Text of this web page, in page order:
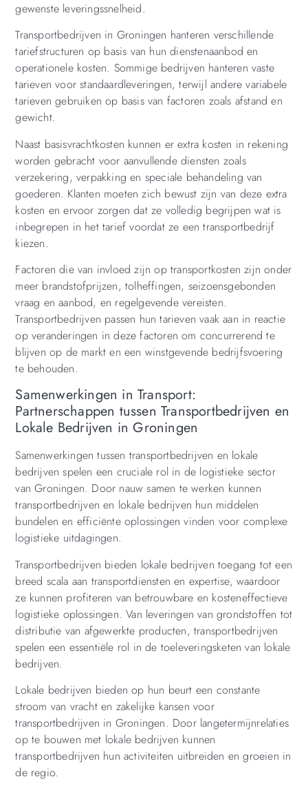
gewenste leveringssnelheid.
Transportbedrijven in Groningen hanteren verschillende
tariefstructuren op basis van hun dienstenaanbod en
operationele kosten. Sommige bedrijven hanteren vaste
tarieven voor standaardleveringen, terwijl andere variabele
tarieven gebruiken op basis van factoren zoals afstand en
gewicht.
Naast basisvrachtkosten kunnen er extra kosten in rekening
worden gebracht voor aanvullende diensten zoals
verzekering, verpakking en speciale behandeling van
goederen. Klanten moeten zich bewust zijn van deze extra
kosten en ervoor zorgen dat ze volledig begrijpen wat is
inbegrepen in het tarief voordat ze een transportbedrijf
kiezen.
Factoren die van invloed zijn op transportkosten zijn onder
meer brandstofprijzen, tolheffingen, seizoensgebonden
vraag en aanbod, en regelgevende vereisten.
Transportbedrijven passen hun tarieven vaak aan in reactie
op veranderingen in deze factoren om concurrerend te
blijven op de markt en een winstgevende bedrijfsvoering
te behouden.
Samenwerkingen in Transport:
Partnerschappen tussen Transportbedrijven en
Lokale Bedrijven in Groningen
Samenwerkingen tussen transportbedrijven en lokale
bedrijven spelen een cruciale rol in de logistieke sector
van Groningen. Door nauw samen te werken kunnen
transportbedrijven en lokale bedrijven hun middelen
bundelen en efficiënte oplossingen vinden voor complexe
logistieke uitdagingen.
Transportbedrijven bieden lokale bedrijven toegang tot een
breed scala aan transportdiensten en expertise, waardoor
ze kunnen profiteren van betrouwbare en kosteneffectieve
logistieke oplossingen. Van leveringen van grondstoffen tot
distributie van afgewerkte producten, transportbedrijven
spelen een essentiële rol in de toeleveringsketen van lokale
bedrijven.
Lokale bedrijven bieden op hun beurt een constante
stroom van vracht en zakelijke kansen voor
transportbedrijven in Groningen. Door langetermijnrelaties
op te bouwen met lokale bedrijven kunnen
transportbedrijven hun activiteiten uitbreiden en groeien in
de regio.